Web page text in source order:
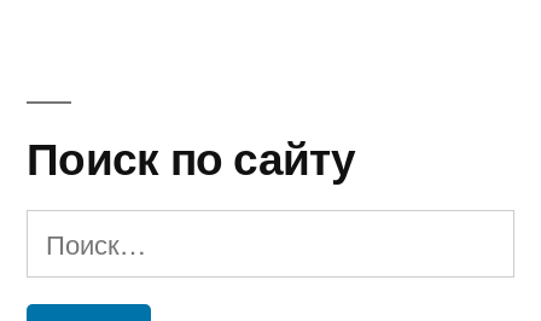
Поиск по сайту
Найти: